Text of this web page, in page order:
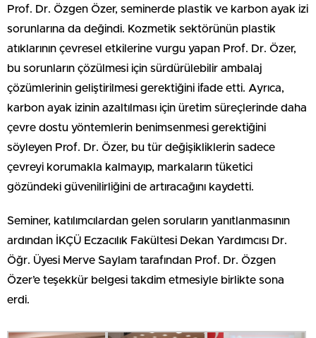
Prof. Dr. Özgen Özer, seminerde plastik ve karbon ayak izi
sorunlarına da değindi. Kozmetik sektörünün plastik
atıklarının çevresel etkilerine vurgu yapan Prof. Dr. Özer,
bu sorunların çözülmesi için sürdürülebilir ambalaj
çözümlerinin geliştirilmesi gerektiğini ifade etti. Ayrıca,
karbon ayak izinin azaltılması için üretim süreçlerinde daha
çevre dostu yöntemlerin benimsenmesi gerektiğini
söyleyen Prof. Dr. Özer, bu tür değişikliklerin sadece
çevreyi korumakla kalmayıp, markaların tüketici
gözündeki güvenilirliğini de artıracağını kaydetti.
Seminer, katılımcılardan gelen soruların yanıtlanmasının
ardından İKÇÜ Eczacılık Fakültesi Dekan Yardımcısı Dr.
Öğr. Üyesi Merve Saylam tarafından Prof. Dr. Özgen
Özer’e teşekkür belgesi takdim etmesiyle birlikte sona
erdi.